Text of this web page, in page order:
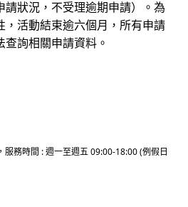
請狀況，不受理逾期申請）。為
，活動結束逾六個月，所有申請
詢相關申請資料。
務時間 : 週一至週五 09:00-18:00 (例假日